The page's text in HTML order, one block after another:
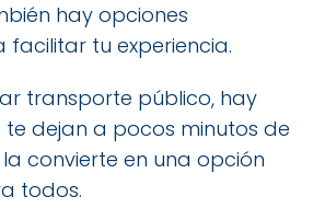
hay opciones
facilitar tu experiencia.
transporte público, hay
dejan a pocos minutos de
convierte en una opción
todos.